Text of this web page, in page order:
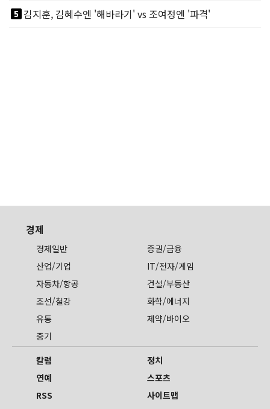
looks_5김지훈, 김혜수엔 '해바라기' vs 조여정엔 '파격'
경제
경제일반
증권/금융
산업/기업
IT/전자/게임
자동차/항공
건설/부동산
조선/철강
화학/에너지
유통
제약/바이오
중기
칼럼
정치
연예
스포츠
RSS
사이트맵